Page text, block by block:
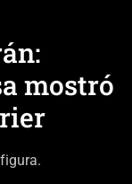
mostró